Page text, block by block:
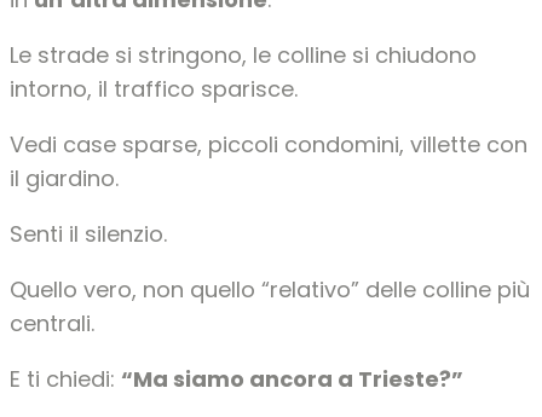
Le strade si stringono, le colline si chiudono
intorno, il traffico sparisce.
Vedi case sparse, piccoli condomini, villette con
il giardino.
Senti il silenzio.
Quello vero, non quello “relativo” delle colline più
centrali.
E ti chiedi: “Ma siamo ancora a Trieste?”